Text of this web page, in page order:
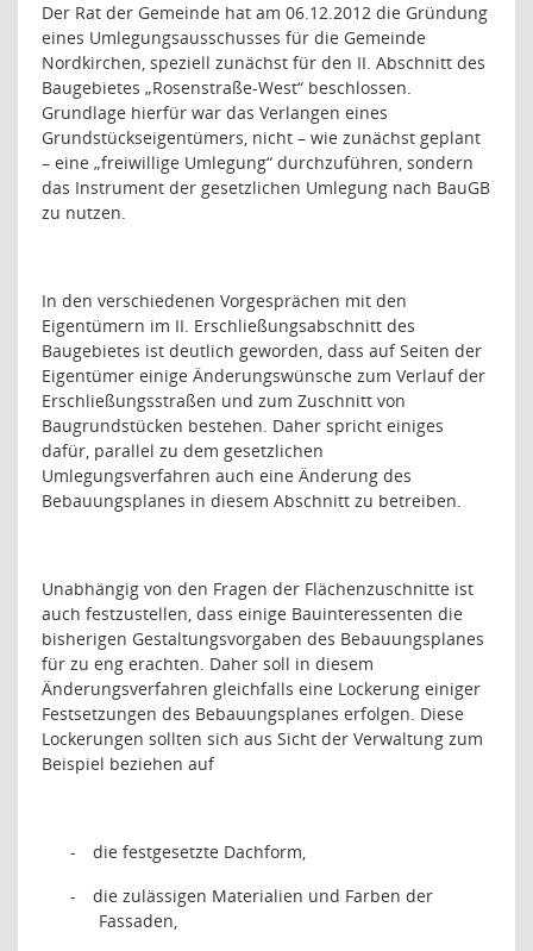
Der Rat der Gemeinde hat am 06.12.2012 die Gründung
eines Umlegungsausschusses für die Gemeinde
Nordkirchen, speziell zunächst für den II. Abschnitt des
Baugebietes „Rosenstraße-West“ beschlossen.
Grundlage hierfür war das Verlangen eines
Grundstückseigentümers, nicht – wie zunächst geplant
– eine „freiwillige Umlegung“ durchzuführen, sondern
das Instrument der gesetzlichen Umlegung nach BauGB
zu nutzen.
In den verschiedenen Vorgesprächen mit den
Eigentümern im II. Erschließungsabschnitt des
Baugebietes ist deutlich geworden, dass auf Seiten der
Eigentümer einige Änderungswünsche zum Verlauf der
Erschließungsstraßen und zum Zuschnitt von
Baugrundstücken bestehen. Daher spricht einiges
dafür, parallel zu dem gesetzlichen
Umlegungsverfahren auch eine Änderung des
Bebauungsplanes in diesem Abschnitt zu betreiben.
Unabhängig von den Fragen der Flächenzuschnitte ist
auch festzustellen, dass einige Bauinteressenten die
bisherigen Gestaltungsvorgaben des Bebauungsplanes
für zu eng erachten. Daher soll in diesem
Änderungsverfahren gleichfalls eine Lockerung einiger
Festsetzungen des Bebauungsplanes erfolgen. Diese
Lockerungen sollten sich aus Sicht der Verwaltung zum
Beispiel beziehen auf
-
die festgesetzte Dachform,
-
die zulässigen Materialien und Farben der
Fassaden,